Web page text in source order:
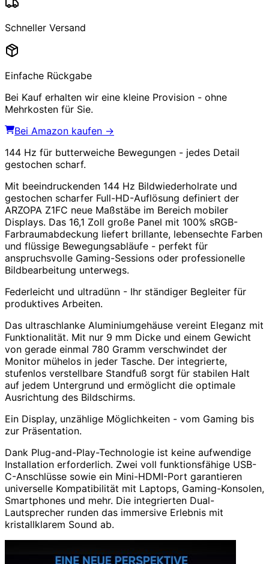
Schneller Versand
Einfache Rückgabe
Bei Kauf erhalten wir eine kleine Provision - ohne
Mehrkosten für Sie.
Bei Amazon kaufen →
144 Hz für butterweiche Bewegungen - jedes Detail
gestochen scharf.
Mit beeindruckenden 144 Hz Bildwiederholrate und
gestochen scharfer Full-HD-Auflösung definiert der
ARZOPA Z1FC neue Maßstäbe im Bereich mobiler
Displays. Das 16,1 Zoll große Panel mit 100% sRGB-
Farbraumabdeckung liefert brillante, lebensechte Farben
und flüssige Bewegungsabläufe - perfekt für
anspruchsvolle Gaming-Sessions oder professionelle
Bildbearbeitung unterwegs.
Federleicht und ultradünn - Ihr ständiger Begleiter für
produktives Arbeiten.
Das ultraschlanke Aluminiumgehäuse vereint Eleganz mit
Funktionalität. Mit nur 9 mm Dicke und einem Gewicht
von gerade einmal 780 Gramm verschwindet der
Monitor mühelos in jeder Tasche. Der integrierte,
stufenlos verstellbare Standfuß sorgt für stabilen Halt
auf jedem Untergrund und ermöglicht die optimale
Ausrichtung des Bildschirms.
Ein Display, unzählige Möglichkeiten - vom Gaming bis
zur Präsentation.
Dank Plug-and-Play-Technologie ist keine aufwendige
Installation erforderlich. Zwei voll funktionsfähige USB-
C-Anschlüsse sowie ein Mini-HDMI-Port garantieren
universelle Kompatibilität mit Laptops, Gaming-Konsolen,
Smartphones und mehr. Die integrierten Dual-
Lautsprecher runden das immersive Erlebnis mit
kristallklarem Sound ab.